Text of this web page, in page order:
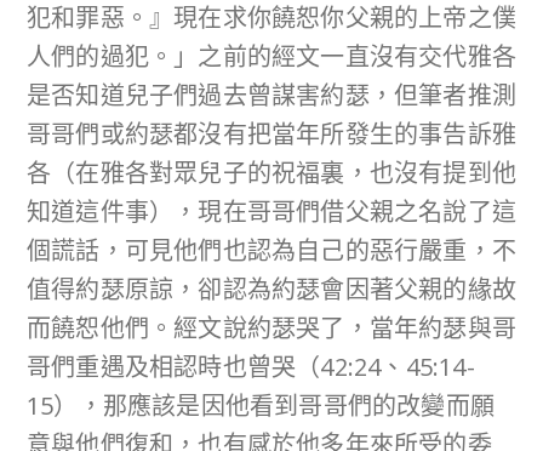
犯和罪惡。』現在求你饒恕你父親的上帝之僕
人們的過犯。」之前的經文一直沒有交代雅各
是否知道兒子們過去曾謀害約瑟，但筆者推測
哥哥們或約瑟都沒有把當年所發生的事告訴雅
各（在雅各對眾兒子的祝福裏，也沒有提到他
知道這件事），現在哥哥們借父親之名說了這
個謊話，可見他們也認為自己的惡行嚴重，不
值得約瑟原諒，卻認為約瑟會因著父親的緣故
而饒恕他們。經文說約瑟哭了，當年約瑟與哥
哥們重遇及相認時也曾哭（42:24、45:14-
15），那應該是因他看到哥哥們的改變而願